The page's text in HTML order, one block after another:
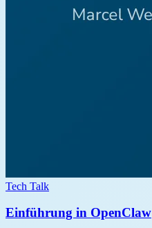
Tech Talk
Einführung in OpenClaw